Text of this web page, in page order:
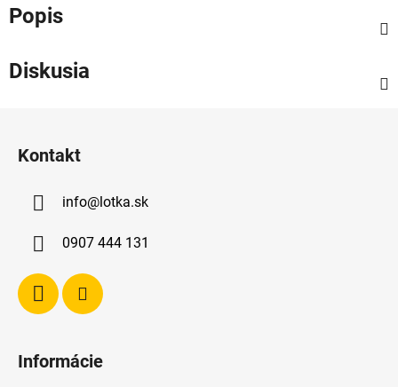
Popis
Diskusia
Kontakt
info@lotka.sk
0907 444 131
Informácie